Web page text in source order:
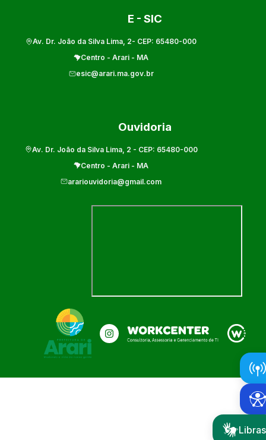
E - SIC
Av. Dr. João da Silva Lima, 2- CEP: 65480-000
Centro - Arari - MA
esic@arari.ma.gov.br
Ouvidoria
Av. Dr. João da Silva Lima, 2 - CEP: 65480-000
Centro - Arari - MA
arariouvidoria@gmail.com
Libras